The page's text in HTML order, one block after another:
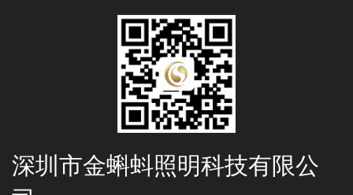
深圳市金蝌蚪照明科技有限公